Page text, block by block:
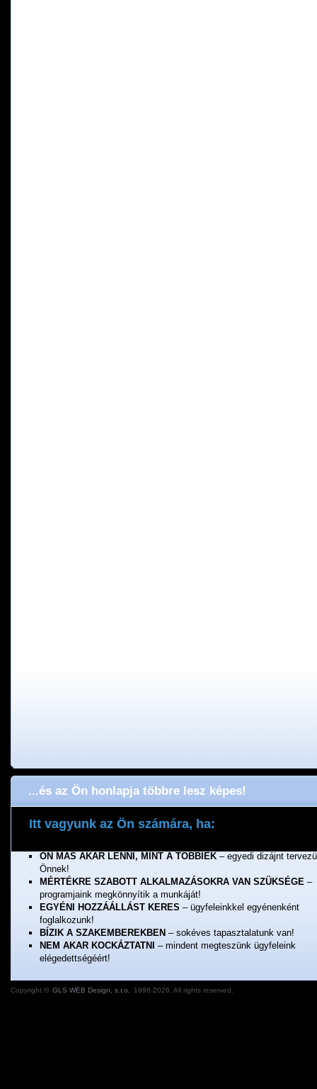
...és az Ön honlapja többre lesz képes!
Itt vagyunk az Ön számára, ha:
ÖN MÁS AKAR LENNI, MINT A TÖBBIEK – egyedi dizájnt
Önnek!
MÉRTÉKRE SZABOTT ALKALMAZÁSOKRA VAN SZÜKSÉGE –
programjaink megkönnyítik a munkáját!
EGYÉNI HOZZÁÁLLÁST KERES – ügyfeleinkkel egyénenként
foglalkozunk!
BÍZIK A SZAKEMBEREKBEN – sokéves tapasztalatunk van!
NEM AKAR KOCKÁZTATNI
– mindent megteszünk ügyfeleink
elégedettségéért!
Copyright © GLS WEB Design, s.r.o. 1998-2026. All rights reserved.